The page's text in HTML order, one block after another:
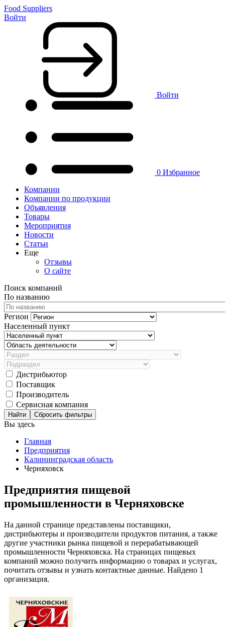
Food Suppliers
Войти
Войти
0 Избранное
Компании
Компании по продукции
Объявления
Товары
Мероприятия
Новости
Статьи
Еще
Отзывы
О сайте
Поиск компаний
По названию
Регион
Населенный пункт
Дистрибьютор
Поставщик
Производитель
Сервисная компания
Сбросить фильтры
Вы здесь
Главная
Предприятия
Калининградская область
Черняховск
Предприятия пищевой
промышленности в Черняховске
На данной странице представлены поставщики,
дистрибьютеры и производители продуктов питания, а также
другие участники рынка пищевой и перерабатывающей
промышленности Черняховска. На страницах пищевых
компаний можно получить информацию о товарах и услугах,
почитать отзывы и узнать контактные данные. Найдено 1
организация.